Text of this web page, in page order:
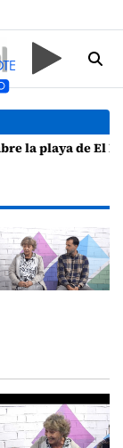
calidad de las aguas para el baño"